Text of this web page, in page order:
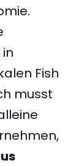
Fish
musst